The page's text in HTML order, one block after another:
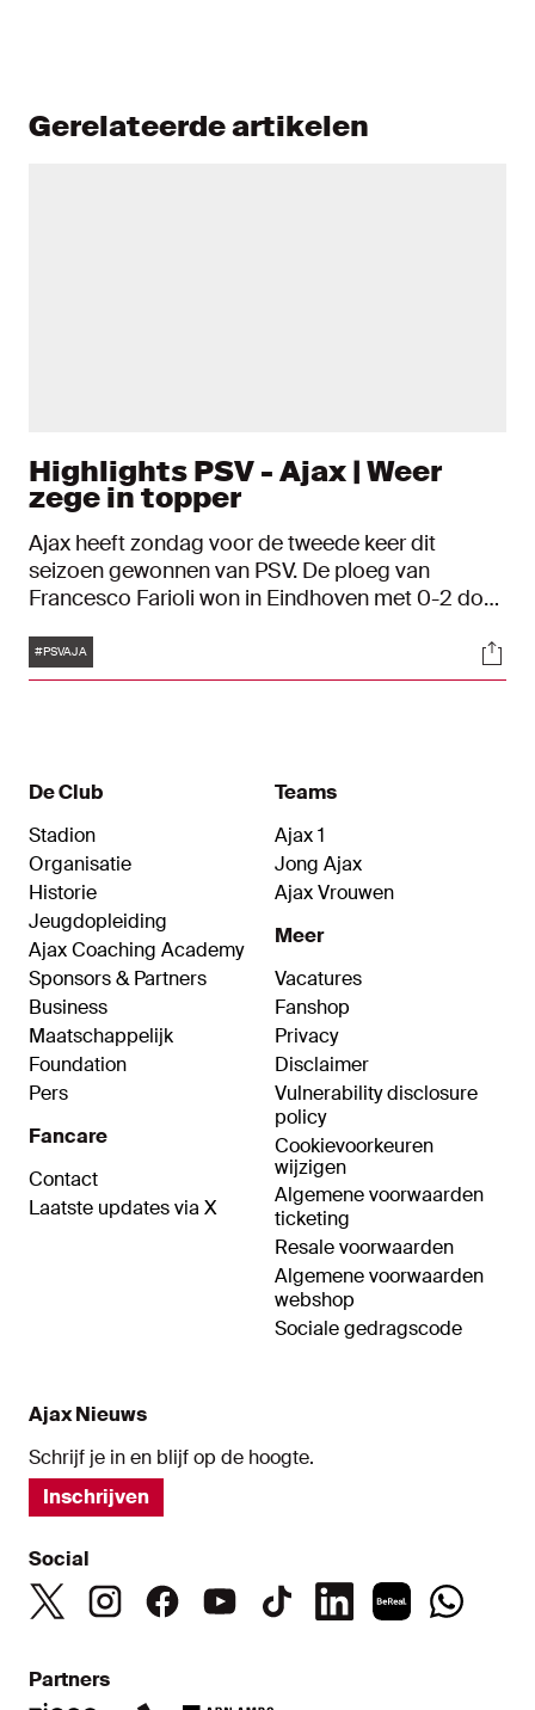
Gerelateerde artikelen
Highlights PSV - Ajax | Weer
zege in topper
Ajax heeft zondag voor de tweede keer dit
seizoen gewonnen van PSV. De ploeg van
Francesco Farioli won in Eindhoven met 0-2 door
vergrootte daarmee de voorsprong op de naaste
belager tot negen punten. Ajax won dit seizoen
Tags
#PSVAJA
De Club
Stadion
Organisatie
Historie
Jeugdopleiding
Ajax Coaching Academy
Sponsors & Partners
Business
Maatschappelijk
Foundation
Pers
Fancare
Contact
Laatste updates via X
Teams
Ajax 1
Jong Ajax
Ajax Vrouwen
Meer
Vacatures
Fanshop
Privacy
Disclaimer
Vulnerability disclosure
policy
Cookievoorkeuren
wijzigen
Algemene voorwaarden
ticketing
Resale voorwaarden
Algemene voorwaarden
webshop
Sociale gedragscode
Ajax Nieuws
Schrijf je in en blijf op de hoogte.
Inschrijven
Social
Partners